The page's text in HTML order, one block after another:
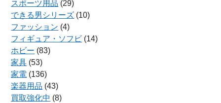
スポーツ用品 (29)
できる男シリーズ (10)
ファッション (4)
フィギュア・ソフビ (14)
ホビー (83)
家具 (53)
家電 (136)
楽器用品 (43)
買取強化中 (8)